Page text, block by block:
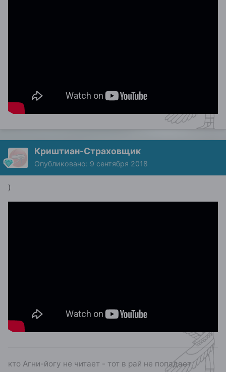
Криштиан-Страховщик
Опубликовано: 9 сентября 2018
)
кто Агни-йогу не читает - тот в рай не попадает